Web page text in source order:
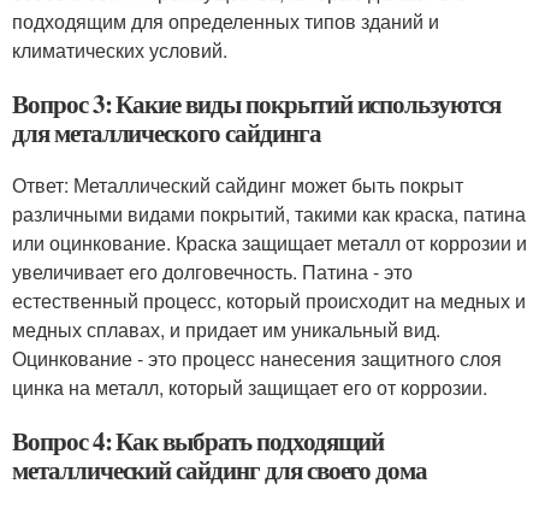
подходящим для определенных типов зданий и
климатических условий.
Вопрос 3: Какие виды покрытий используются
для металлического сайдинга
Ответ: Металлический сайдинг может быть покрыт
различными видами покрытий, такими как краска, патина
или оцинкование. Краска защищает металл от коррозии и
увеличивает его долговечность. Патина - это
естественный процесс, который происходит на медных и
медных сплавах, и придает им уникальный вид.
Оцинкование - это процесс нанесения защитного слоя
цинка на металл, который защищает его от коррозии.
Вопрос 4: Как выбрать подходящий
металлический сайдинг для своего дома